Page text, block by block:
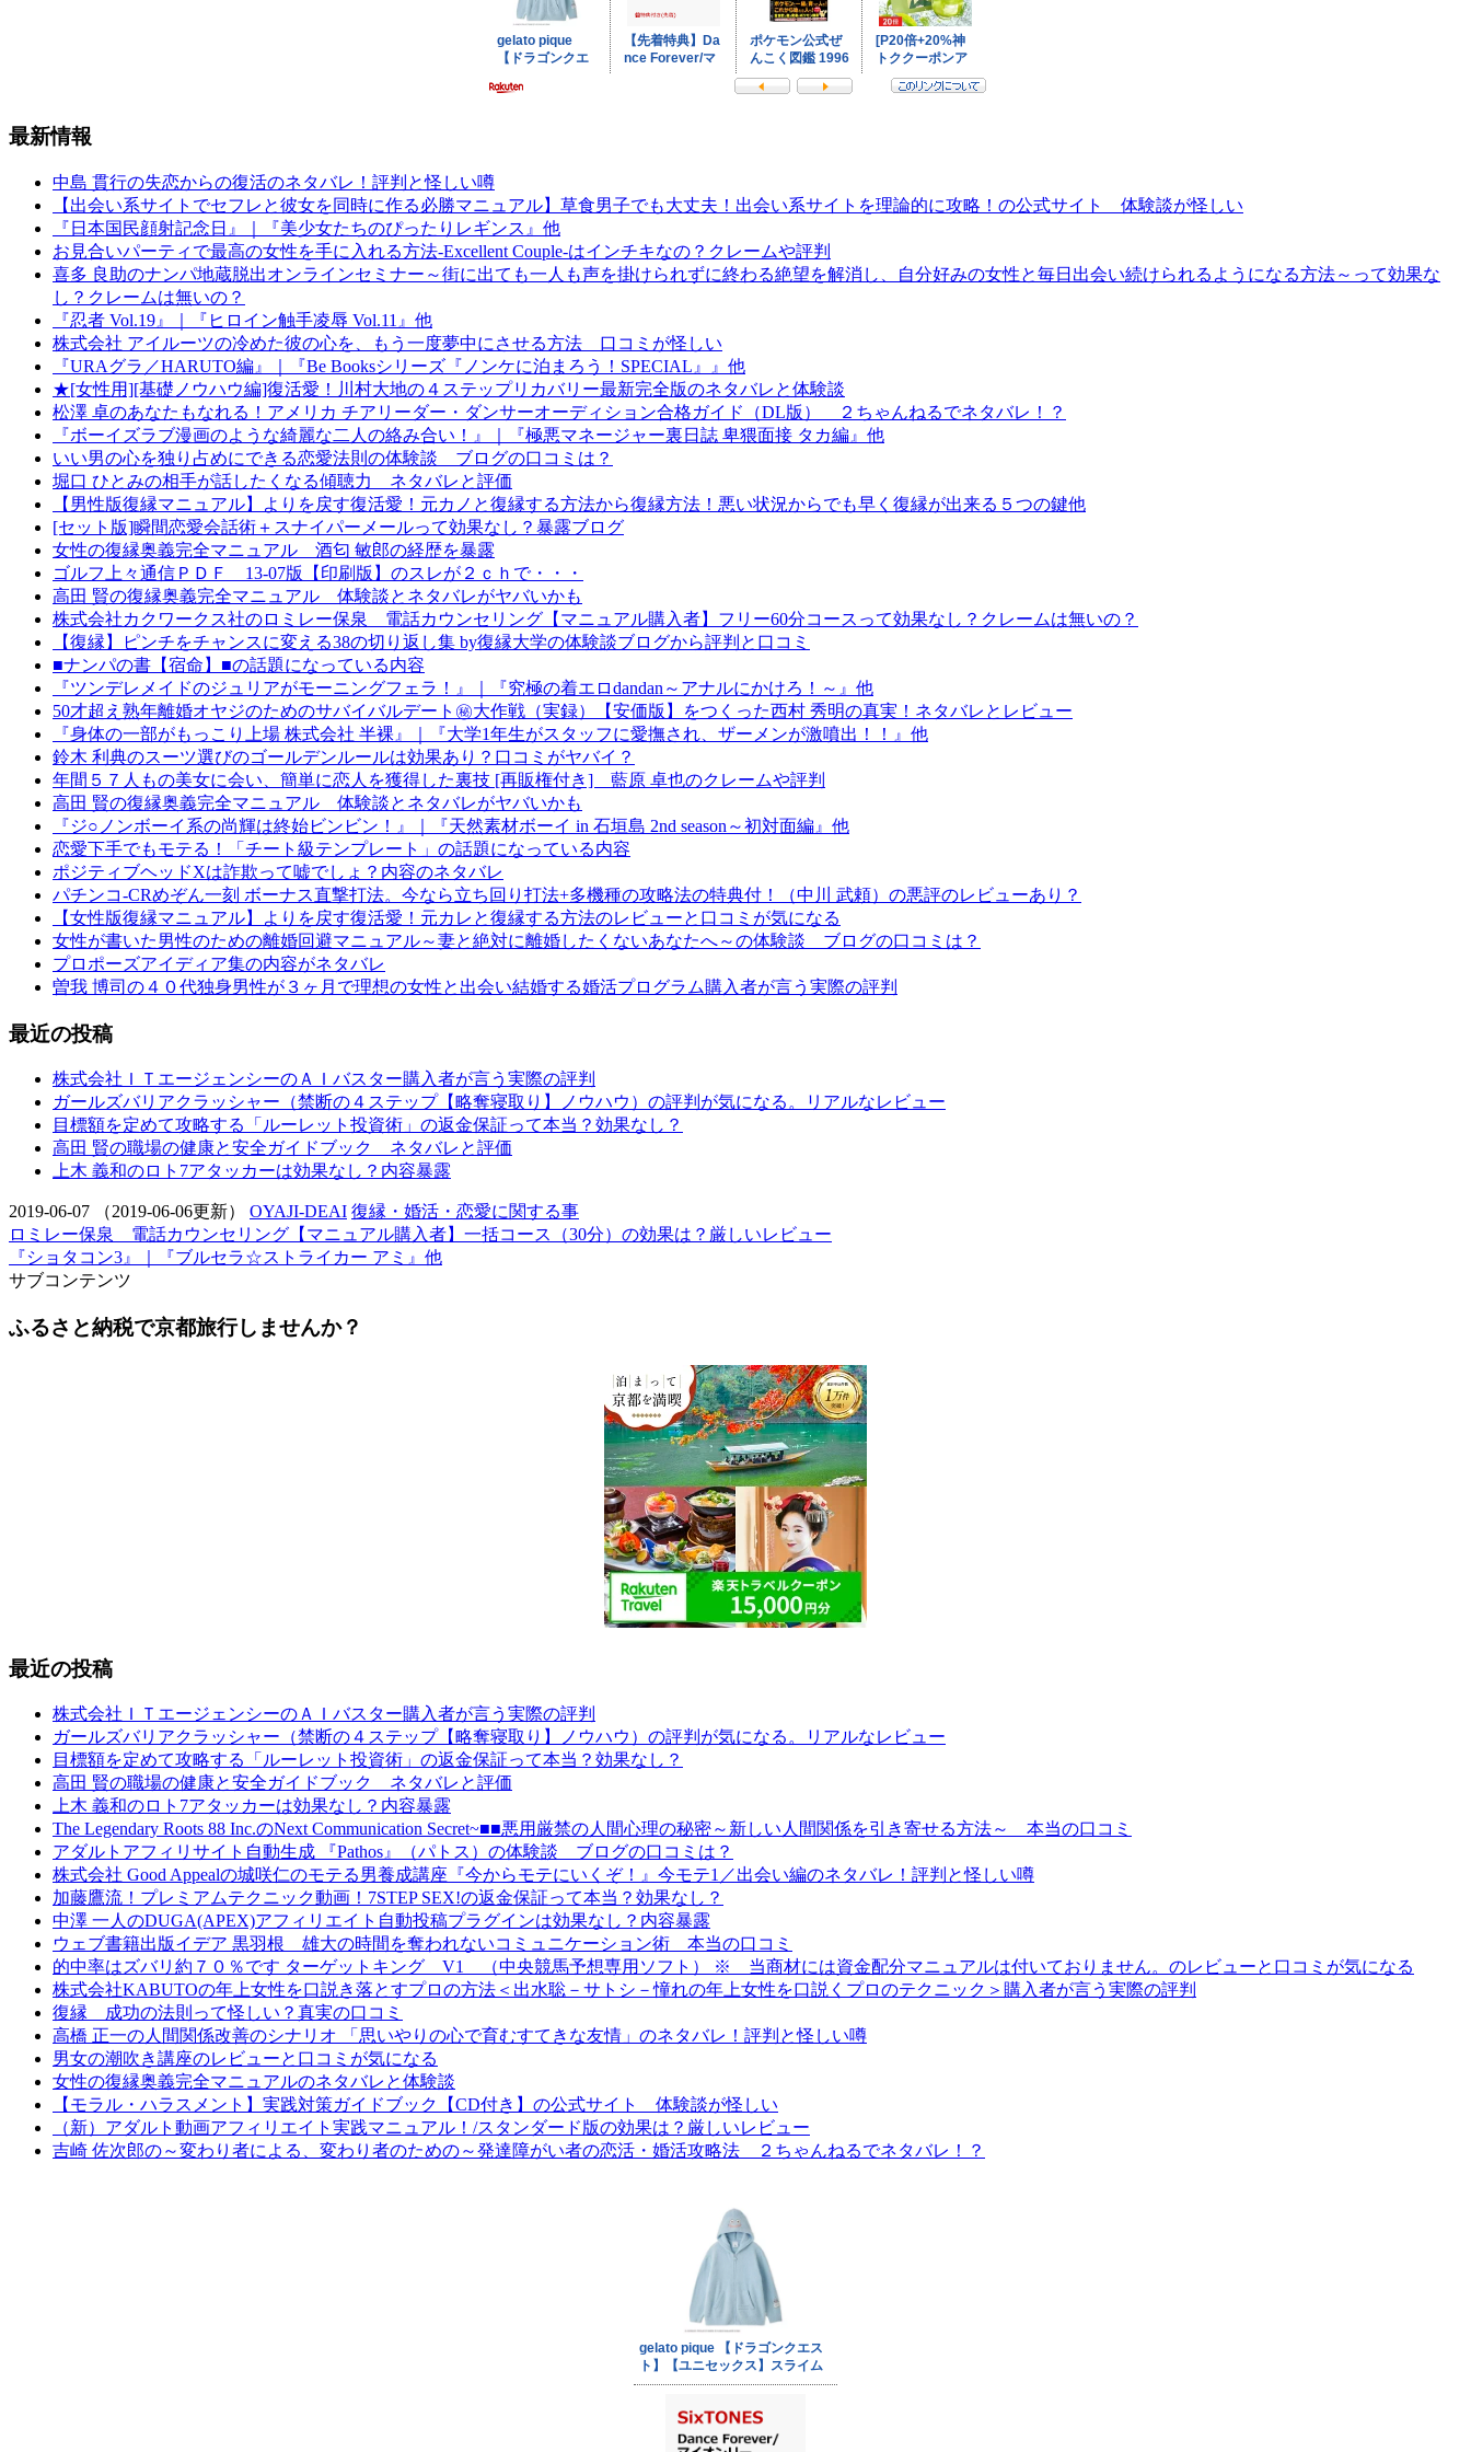
最新情報
中島 貫行の失恋からの復活のネタバレ！評判と怪しい噂
【出会い系サイトでセフレと彼女を同時に作る必勝マニュアル】草食男子でも大丈夫！出会い系サイトを理論的に攻略！の公式サイト 体験談が怪しい
『日本国民顔射記念日』｜『美少女たちのぴったりレギンス』他
お見合いパーティで最高の女性を手に入れる方法-Excellent Couple-はインチキなの？クレームや評判
喜多 良助のナンパ地蔵脱出オンラインセミナー～街に出ても一人も声を掛けられずに終わる絶望を解消し、自分好みの女性と毎日出会い続けられるようになる方法～って効果な
し？クレームは無いの？
『忍者 Vol.19』｜『ヒロイン触手凌辱 Vol.11』他
株式会社 アイルーツの冷めた彼の心を、もう一度夢中にさせる方法 口コミが怪しい
『URAグラ／HARUTO編』｜『Be Booksシリーズ『ノンケに泊まろう！SPECIAL』』他
★[女性用][基礎ノウハウ編]復活愛！川村大地の４ステップリカバリー最新完全版のネタバレと体験談
松澤 卓のあなたもなれる！アメリカ チアリーダー・ダンサーオーディション合格ガイド（DL版） ２ちゃんねるでネタバレ！？
『ボーイズラブ漫画のような綺麗な二人の絡み合い！』｜『極悪マネージャー裏日誌 卑猥面接 タカ編』他
いい男の心を独り占めにできる恋愛法則の体験談 ブログの口コミは？
堀口 ひとみの相手が話したくなる傾聴力 ネタバレと評価
【男性版復縁マニュアル】よりを戻す復活愛！元カノと復縁する方法から復縁方法！悪い状況からでも早く復縁が出来る５つの鍵他
[セット版]瞬間恋愛会話術＋スナイパーメールって効果なし？暴露ブログ
女性の復縁奥義完全マニュアル 酒匂 敏郎の経歴を暴露
ゴルフ上々通信ＰＤＦ 13-07版【印刷版】のスレが２ｃｈで・・・
高田 賢の復縁奥義完全マニュアル 体験談とネタバレがヤバいかも
株式会社カクワークス社のロミレー保泉 電話カウンセリング【マニュアル購入者】フリー60分コースって効果なし？クレームは無いの？
【復縁】ピンチをチャンスに変える38の切り返し集 by復縁大学の体験談ブログから評判と口コミ
■ナンパの書【宿命】■の話題になっている内容
『ツンデレメイドのジュリアがモーニングフェラ！』｜『究極の着エロdandan～アナルにかけろ！～』他
50才超え熟年離婚オヤジのためのサバイバルデート㊙大作戦（実録）【安価版】をつくった西村 秀明の真実！ネタバレとレビュー
『身体の一部がもっこり上場 株式会社 半裸』｜『大学1年生がスタッフに愛撫され、ザーメンが激噴出！！』他
鈴木 利典のスーツ選びのゴールデンルールは効果あり？口コミがヤバイ？
年間５７人もの美女に会い、簡単に恋人を獲得した裏技 [再販権付き] 藍原 卓也のクレームや評判
高田 賢の復縁奥義完全マニュアル 体験談とネタバレがヤバいかも
『ジ○ノンボーイ系の尚輝は終始ビンビン！』｜『天然素材ボーイ in 石垣島 2nd season～初対面編』他
恋愛下手でもモテる！「チート級テンプレート」の話題になっている内容
ポジティブヘッドXは詐欺って嘘でしょ？内容のネタバレ
パチンコ-CRめぞん一刻 ボーナス直撃打法。今なら立ち回り打法+多機種の攻略法の特典付！（中川 武頼）の悪評のレビューあり？
【女性版復縁マニュアル】よりを戻す復活愛！元カレと復縁する方法のレビューと口コミが気になる
女性が書いた男性のための離婚回避マニュアル～妻と絶対に離婚したくないあなたへ～の体験談 ブログの口コミは？
プロポーズアイディア集の内容がネタバレ
曽我 博司の４０代独身男性が３ヶ月で理想の女性と出会い結婚する婚活プログラム購入者が言う実際の評判
最近の投稿
株式会社ＩＴエージェンシーのＡＩバスター購入者が言う実際の評判
ガールズバリアクラッシャー（禁断の４ステップ【略奪寝取り】ノウハウ）の評判が気になる。リアルなレビュー
目標額を定めて攻略する「ルーレット投資術」の返金保証って本当？効果なし？
高田 賢の職場の健康と安全ガイドブック ネタバレと評価
上木 義和のロト7アタッカーは効果なし？内容暴露
2019-06-07 （2019-06-06更新） OYAJI-DEAI 復縁・婚活・恋愛に関する事
ロミレー保泉 電話カウンセリング【マニュアル購入者】一括コース（30分）の効果は？厳しいレビュー
『ショタコン3』｜『ブルセラ☆ストライカー アミ』他
サブコンテンツ
ふるさと納税で京都旅行しませんか？
最近の投稿
株式会社ＩＴエージェンシーのＡＩバスター購入者が言う実際の評判
ガールズバリアクラッシャー（禁断の４ステップ【略奪寝取り】ノウハウ）の評判が気になる。リアルなレビュー
目標額を定めて攻略する「ルーレット投資術」の返金保証って本当？効果なし？
高田 賢の職場の健康と安全ガイドブック ネタバレと評価
上木 義和のロト7アタッカーは効果なし？内容暴露
The Legendary Roots 88 Inc.のNext Communication Secret~■■悪用厳禁の人間心理の秘密～新しい人間関係を引き寄せる方法～ 本当の口コミ
アダルトアフィリサイト自動生成 『Pathos』（パトス）の体験談 ブログの口コミは？
株式会社 Good Appealの城咲仁のモテる男養成講座『今からモテにいくぞ！』今モテ1／出会い編のネタバレ！評判と怪しい噂
加藤鷹流！プレミアムテクニック動画！7STEP SEX!の返金保証って本当？効果なし？
中澤 一人のDUGA(APEX)アフィリエイト自動投稿プラグインは効果なし？内容暴露
ウェブ書籍出版イデア 黒羽根 雄大の時間を奪われないコミュニケーション術 本当の口コミ
的中率はズバリ約７０％です ターゲットキング V1 （中央競馬予想専用ソフト） ※ 当商材には資金配分マニュアルは付いておりません。のレビューと口コミが気になる
株式会社KABUTOの年上女性を口説き落とすプロの方法＜出水聡－サトシ－憧れの年上女性を口説くプロのテクニック＞購入者が言う実際の評判
復縁 成功の法則って怪しい？真実の口コミ
高橋 正一の人間関係改善のシナリオ 「思いやりの心で育むすてきな友情」のネタバレ！評判と怪しい噂
男女の潮吹き講座のレビューと口コミが気になる
女性の復縁奥義完全マニュアルのネタバレと体験談
【モラル・ハラスメント】実践対策ガイドブック【CD付き】の公式サイト 体験談が怪しい
（新）アダルト動画アフィリエイト実践マニュアル！/スタンダード版の効果は？厳しいレビュー
吉崎 佐次郎の～変わり者による、変わり者のための～発達障がい者の恋活・婚活攻略法 ２ちゃんねるでネタバレ！？